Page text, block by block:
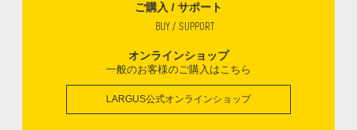
ご購入 / サポート
BUY / SUPPORT
オンラインショップ
一般のお客様のご購入はこちら
LARGUS公式オンラインショップ